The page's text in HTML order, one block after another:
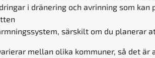
i dränering och avrinning som
särskilt om du planerar
mellan olika kommuner, så det